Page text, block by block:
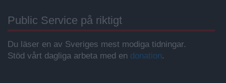
Public Service på riktigt
Du läser en av Sveriges mest modiga tidningar.
Stöd vårt dagliga arbeta med en donation.